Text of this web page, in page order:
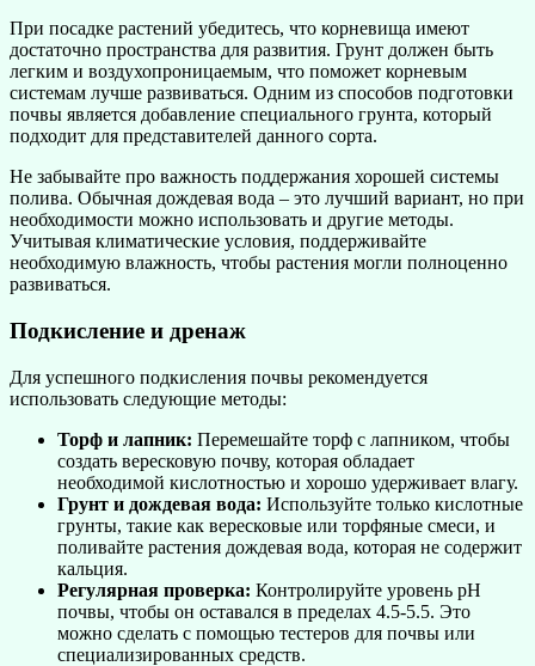
При посадке растений убедитесь, что корневища имеют
достаточно пространства для развития. Грунт должен быть
легким и воздухопроницаемым, что поможет корневым
системам лучше развиваться. Одним из способов подготовки
почвы является добавление специального грунта, который
подходит для представителей данного сорта.
Не забывайте про важность поддержания хорошей системы
полива. Обычная дождевая вода – это лучший вариант, но при
необходимости можно использовать и другие методы.
Учитывая климатические условия, поддерживайте
необходимую влажность, чтобы растения могли полноценно
развиваться.
Подкисление и дренаж
Для успешного подкисления почвы рекомендуется
использовать следующие методы:
Торф и лапник: Перемешайте торф с лапником, чтобы
создать вересковую почву, которая обладает
необходимой кислотностью и хорошо удерживает влагу.
Грунт и дождевая вода: Используйте только кислотные
грунты, такие как вересковые или торфяные смеси, и
поливайте растения дождевая вода, которая не содержит
кальция.
Регулярная проверка: Контролируйте уровень pH
почвы, чтобы он оставался в пределах 4.5-5.5. Это
можно сделать с помощью тестеров для почвы или
специализированных средств.